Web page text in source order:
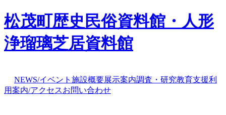
松茂町歴史民俗資料館・人形
浄瑠璃芝居資料館
NEWS/イベント 施設概要展示案内調査・研究教育支援利
用案内/アクセスお問い合わせ